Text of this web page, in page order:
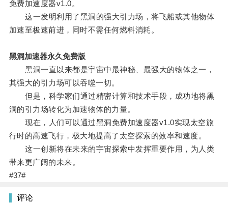
免费加速度器v1.0。
这一发明利用了黑洞的强大引力场，将飞船或其他物体
加速至极速前进，同时不需任何燃料消耗。
黑洞加速器永久免费版
黑洞一直以来都是宇宙中最神秘、最强大的物体之一，
其强大的引力场可以吞噬一切。
但是，科学家们通过精密计算和技术手段，成功地将黑
洞的引力场转化为加速物体的力量。
现在，人们可以通过黑洞免费加速度器v1.0实现太空旅
行时的高速飞行，极大地提高了太空探索的效率和速度。
这一创新将在未来的宇宙探索中发挥重要作用，为人类
带来更广阔的未来。
#37#
评论